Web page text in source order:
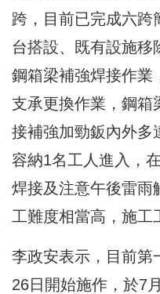
跨，目前已完成六跨
台搭設、既有設施移
鋼箱梁補強焊接作業
支承更換作業，鋼箱
接補強加勁鈑內外多
容納1名工人進入，
焊接及注意午後雷雨
工難度相當高，施工
李政安表示，目前第
26日開始施作，於7